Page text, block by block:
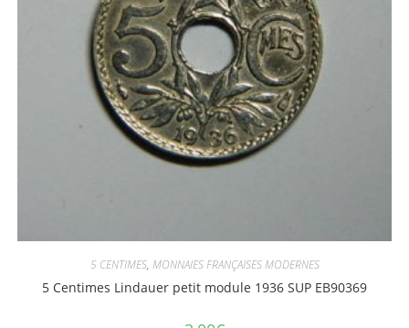
5 CENTIMES, MONNAIES FRANÇAISES MODERNES
5 Centimes Lindauer petit module 1936 SUP EB90369